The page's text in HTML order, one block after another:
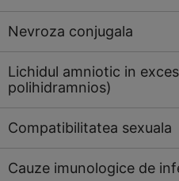
Nevroza conjugala
Lichidul amniotic in
polihidramnios)
Compatibilitatea sexuala
Cauze imunologice de